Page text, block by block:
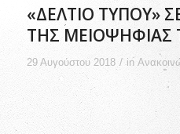
«ΔΕΛΤΙΟ ΤΥΠΟΥ»
ΤΗΣ ΜΕΙΟΨΗΦΙΑΣ
29 Αυγούστου 2018 / in